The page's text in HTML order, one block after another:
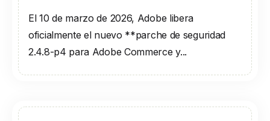
El 10 de marzo de 2026, Adobe libera
oficialmente el nuevo **parche de seguridad
2.4.8-p4 para Adobe Commerce y...